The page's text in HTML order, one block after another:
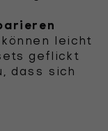
leicht
geflickt
dass sich